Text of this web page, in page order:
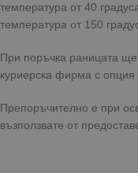
температура от 40
температура от 150
При поръчка раницата
куриерска фирма с опция
Препоръчително е при
възползвате от